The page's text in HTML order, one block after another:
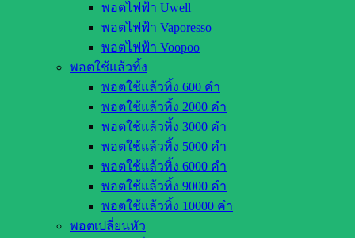
พอตไฟฟ้า Uwell
พอตไฟฟ้า Vaporesso
พอตไฟฟ้า Voopoo
พอตใช้แล้วทิ้ง
พอตใช้แล้วทิ้ง 600 คำ
พอตใช้แล้วทิ้ง 2000 คำ
พอตใช้แล้วทิ้ง 3000 คำ
พอตใช้แล้วทิ้ง 5000 คำ
พอตใช้แล้วทิ้ง 6000 คำ
พอตใช้แล้วทิ้ง 9000 คำ
พอตใช้แล้วทิ้ง 10000 คำ
พอตเปลี่ยนหัว